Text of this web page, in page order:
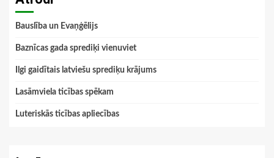
Bauslība un Evaņģēlijs
Baznīcas gada sprediķi vienuviet
Ilgi gaidītais latviešu sprediķu krājums
Lasāmviela ticības spēkam
Luteriskās ticības apliecības